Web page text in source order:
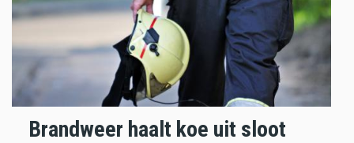
Brandweer haalt koe uit sloot